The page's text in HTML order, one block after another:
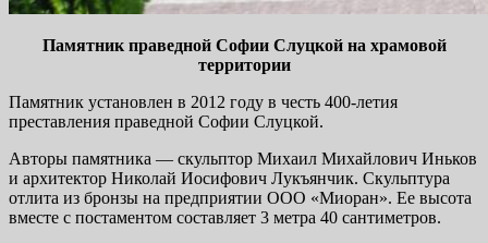
Памятник праведной Софии Слуцкой на храмовой
территории
Памятник установлен в 2012 году в честь 400-летия
преставления праведной Софии Слуцкой.
Авторы памятника — скульптор Михаил Михайлович Иньков
и архитектор Николай Иосифович Лукъянчик. Скульптура
отлита из бронзы на предприятии ООО «Миоран». Ее высота
вместе с постаментом составляет 3 метра 40 сантиметров.